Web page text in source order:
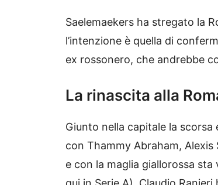
Saelemaekers ha stregato la
l’intenzione è quella di
ex rossonero, che andrebbe
La rinascita alla
Giunto nella capitale la
con Thammy Abraham, Alexis
e con la maglia giallorossa